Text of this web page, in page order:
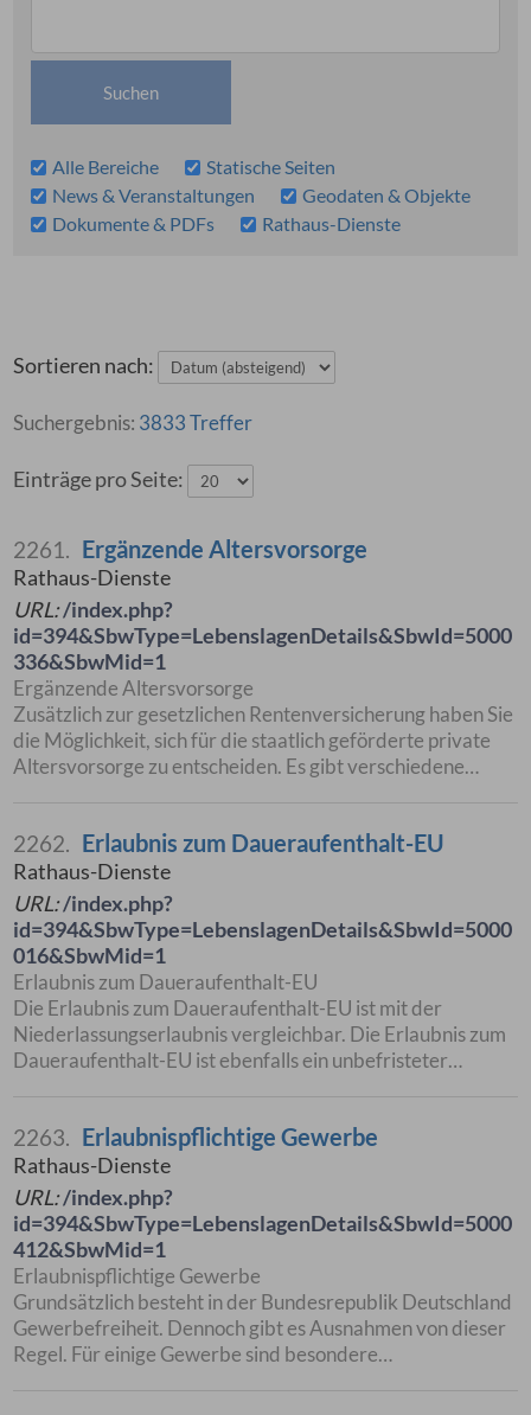
Alle Bereiche
Statische Seiten
News & Veranstaltungen
Geodaten & Objekte
Dokumente & PDFs
Rathaus-Dienste
Sortieren nach:
3833 Treffer
Einträge pro Seite:
2261. Ergänzende Altersvorsorge
Rathaus-Dienste
URL:/index.php?
id=394&SbwType=LebenslagenDetails&SbwId=5000
336&SbwMid=1
Ergänzende Altersvorsorge
Zusätzlich zur gesetzlichen Rentenversicherung haben Sie
die Möglichkeit, sich für die staatlich geförderte private
Altersvorsorge zu entscheiden. Es gibt verschiedene…
2262. Erlaubnis zum Daueraufenthalt-EU
Rathaus-Dienste
URL:/index.php?
id=394&SbwType=LebenslagenDetails&SbwId=5000
016&SbwMid=1
Erlaubnis zum Daueraufenthalt-EU
Die Erlaubnis zum Daueraufenthalt-EU ist mit der
Niederlassungserlaubnis vergleichbar. Die Erlaubnis zum
Daueraufenthalt-EU ist ebenfalls ein unbefristeter…
2263. Erlaubnispflichtige Gewerbe
Rathaus-Dienste
URL:/index.php?
id=394&SbwType=LebenslagenDetails&SbwId=5000
412&SbwMid=1
Erlaubnispflichtige Gewerbe
Grundsätzlich besteht in der Bundesrepublik Deutschland
Gewerbefreiheit. Dennoch gibt es Ausnahmen von dieser
Regel. Für einige Gewerbe sind besondere…